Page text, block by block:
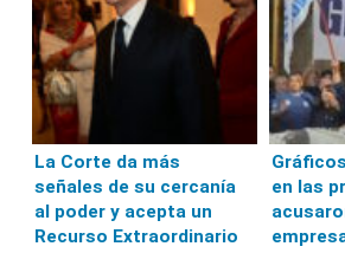
La Corte da más
señales de su cercanía
al poder y acepta un
Recurso Extraordinario
en las